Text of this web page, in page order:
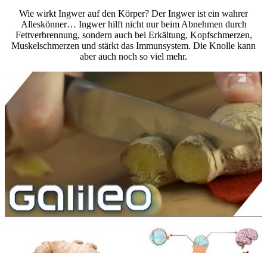
Wie wirkt Ingwer auf den Körper? Der Ingwer ist ein wahrer
Alleskönner… Ingwer hilft nicht nur beim Abnehmen durch
Fettverbrennung, sondern auch bei Erkältung, Kopfschmerzen,
Muskelschmerzen und stärkt das Immunsystem. Die Knolle kann
aber auch noch so viel mehr.